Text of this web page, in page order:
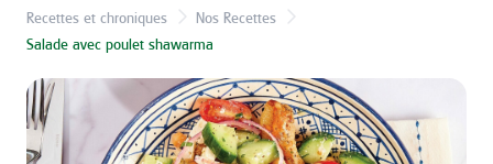
Recettes et chroniques
Nos Recettes
Salade avec poulet shawarma